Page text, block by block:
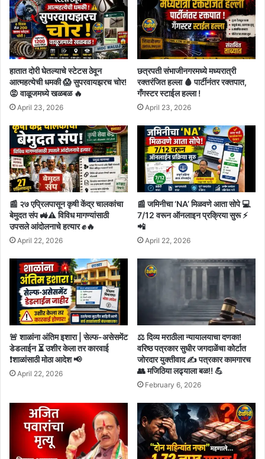
हातात दोरी घेतल्याचे स्टेटस ठेवून
आत्महत्येची धमकी 😱 सुपरवायझरच चोर!
😡 वाळूजमध्ये खळबळ 🔥
April 23, 2026
छत्रपती संभाजीनगरमध्ये मध्यरात्री
रक्तरंजित हल्ला 🩸 पार्टीनंतर रक्तपात,
गँगस्टर स्टाईल हल्ला !
April 23, 2026
📰 २७ एप्रिलपासून कृषी केंद्र चालकांचा
बेमुदत संप 🚜⚠️ विविध मागण्यांसाठी
उपसले आंदोलनाचे हत्यार ✊🔥
April 22, 2026
📰 जमिनीचा ‘NA’ मिळवणे आता सोपे 💻
7/12 वरून ऑनलाइन प्रक्रिया सुरू ⚡
📲
April 22, 2026
🚨 शाळांना अंतिम इशारा | सेल्फ-असेसमेंट
डेडलाईन ⏳ उशीर केला तर कारवाई
❗शाळांसाठी मोठा आदेश 📢
April 22, 2026
⚖️ दिव्य मराठीला न्यायालयाचा दणका!
वरिष्ठ पत्रकार सुधीर जगदाळेंचा कोर्टात
जोरदार युक्तीवाद ✍️ पत्रकार कामगारच
👥 मजिठिया लढ्याला बळ!! 💪
February 6, 2026